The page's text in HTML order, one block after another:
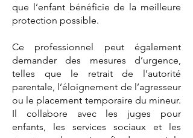
que l’enfant bénéficie de la meilleure
protection possible.
Ce professionnel peut également
demander des mesures d’urgence,
telles que le retrait de l’autorité
parentale, l’éloignement de l’agresseur
ou le placement temporaire du mineur.
Il collabore avec les juges pour
enfants, les services sociaux et les